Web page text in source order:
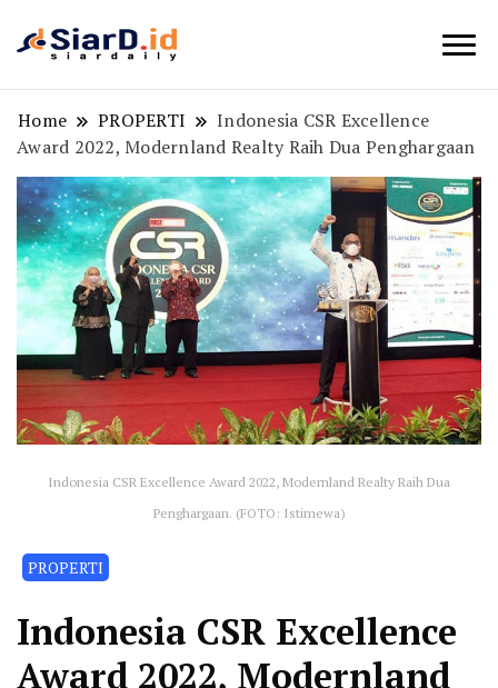
Home PROPERTI
Indonesia CSR Excellence
Award 2022, Modernland Realty Raih Dua Penghargaan
Indonesia CSR Excellence Award 2022, Modernland Realty Raih Dua
Penghargaan. (FOTO: Istimewa)
PROPERTI
Indonesia CSR Excellence
Award 2022, Modernland